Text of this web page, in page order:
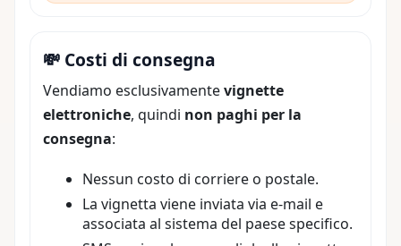
💸 Costi di consegna
Vendiamo esclusivamentevignette
elettroniche, quindi non paghi per la
consegna:
Nessun costo di corriere o postale.
La vignetta viene inviata via e-mail e
associata al sistema del paese specifico.